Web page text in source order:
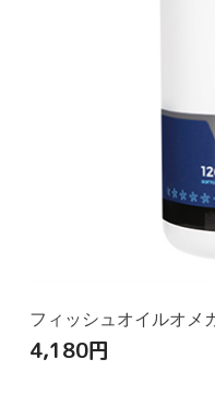
フィッシュオイルオメ
4,180円